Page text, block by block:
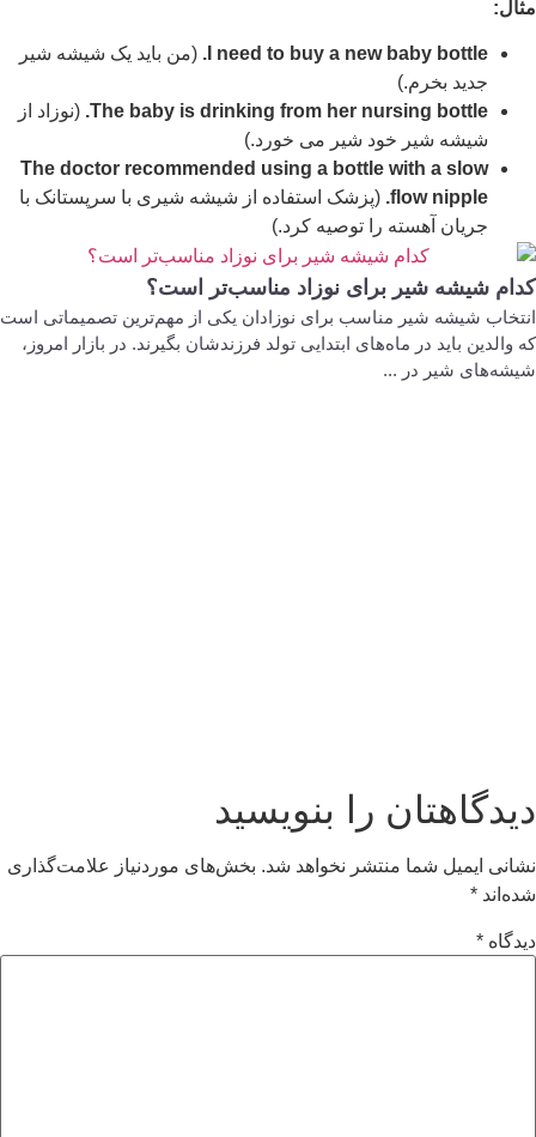
مثال:
I need to buy a new baby bottle.
(من باید یک شیشه شیر
جدید بخرم.)
The baby is drinking from her nursing bottle. (نوزاد از
شیشه شیر خود شیر می خورد.)
The doctor recommended using a bottle with a slow
flow nipple. (پزشک استفاده از شیشه شیری با سرپستانک با
جریان آهسته را توصیه کرد.)
کدام شیشه شیر برای نوزاد مناسب‌تر است؟
انتخاب شیشه شیر مناسب برای نوزادان یکی از مهم‌ترین تصمیماتی است
که والدین باید در ماه‌های ابتدایی تولد فرزندشان بگیرند. در بازار امروز،
شیشه‌های شیر در ...
دیدگاهتان را بنویسید
نشانی ایمیل شما منتشر نخواهد شد. بخش‌های موردنیاز علامت‌گذاری
شده‌اند *
دیدگاه *